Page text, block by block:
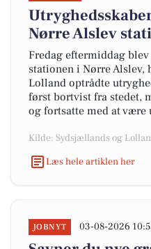
Nørre Alslev
Fredag eftermiddag
stationen i Nørre Alslev,
Lolland optrådte
først bortvist fra stedet,
og fortsatte med at være
Kilde: Sydsjællands og
Læs hele artiklen her
JOBNYT 03-08-2026